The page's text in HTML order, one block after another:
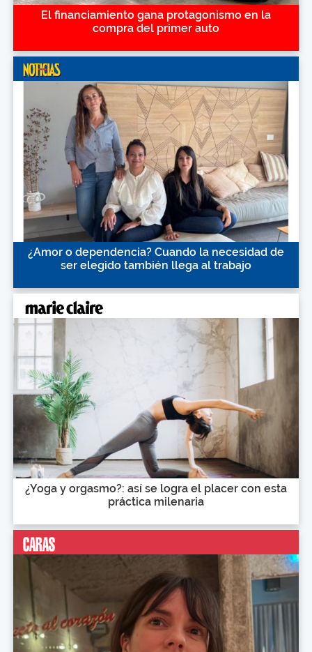
El financiamiento gana protagonismo en la
compra del primer auto
¿Amor o dependencia? Cuando la necesidad de
ser elegido también llega al trabajo
¿Yoga y orgasmo?: así se logra el placer con esta
práctica milenaria